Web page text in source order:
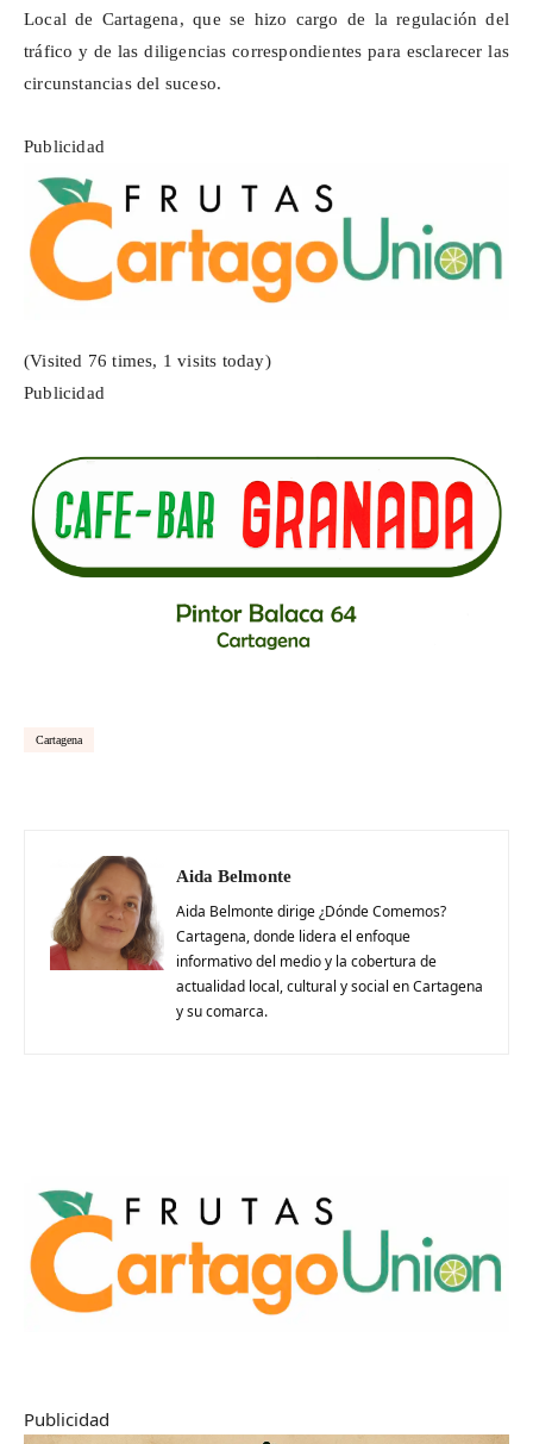
Local de Cartagena, que se hizo cargo de la regulación del
tráfico y de las diligencias correspondientes para esclarecer las
circunstancias del suceso.
Publicidad
(Visited 76 times, 1 visits today)
Publicidad
Cartagena
Aida Belmonte
Aida Belmonte dirige ¿Dónde Comemos?
Cartagena, donde lidera el enfoque
informativo del medio y la cobertura de
actualidad local, cultural y social en Cartagena
y su comarca.
Publicidad